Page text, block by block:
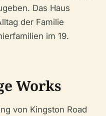
Das Haus
der Familie
im 19.
Works
von Kingston Road